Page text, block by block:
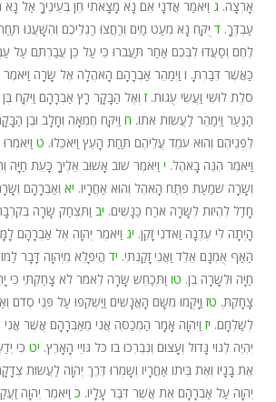
אָרְצָה. ג וַיֹּאמַר אֲדֹנָי אִם נָא מָצָאתִי חֵן בְּעֵינֶיךָ אַל
עַבְדֶּךָ. ד יֻקַּח נָא מְעַט מַיִם וְרַחֲצוּ רַגְלֵיכֶם וְהִשָּׁעֲנוּ
לֶחֶם וְסַעֲדוּ לִבְּכֶם אַחַר תַּעֲבֹרוּ כִּי עַל כֵּן עֲבַרְתֶּם עַל
כַּאֲשֶׁר דִּבַּרְתָּ. ו וַיְמַהֵר אַבְרָהָם הָאֹהֱלָה אֶל שָׂרָה
סֹלֶת לוּשִׁי וַעֲשִׂי עֻגוֹת. ז וְאֶל הַבָּקָר רָץ אַבְרָהָם וַיִּקַּח בֶּן
הַנַּעַר וַיְמַהֵר לַעֲשׂוֹת אֹתוֹ. ח וַיִּקַּח חֶמְאָה וְחָלָב וּבֶן
לִפְנֵיהֶם וְהוּא עֹמֵד עֲלֵיהֶם תַּחַת הָעֵץ וַיֹּאכֵלוּ. ט
וַיֹּאמֶר הִנֵּה בָאֹהֶל. י וַיֹּאמֶר שׁוֹב אָשׁוּב אֵלֶיךָ כָּעֵת
וְשָׂרָה שֹׁמַעַת פֶּתַח הָאֹהֶל וְהוּא אַחֲרָיו. יא וְאַבְרָהָם
חָדַל לִהְיוֹת לְשָׂרָה אֹרַח כַּנָּשִׁים. יב וַתִּצְחַק שָׂרָה
הָיְתָה לִּי עֶדְנָה וַאדֹנִי זָקֵן. יג וַיֹּאמֶר יְהוָה אֶל אַבְרָהָם
הַאַף אֻמְנָם אֵלֵד וַאֲנִי זָקַנְתִּי. יד הֲיִפָּלֵא מֵיְהוָה דָּבָר
חַיָּה וּלְשָׂרָה בֵן. טו וַתְּכַחֵשׁ שָׂרָה לֵאמֹר לֹא צָחַקְתִּי כִּי
צָחָקְתְּ. טז וַיָּקֻמוּ מִשָּׁם הָאֲנָשִׁים וַיַּשְׁקִפוּ עַל פְּנֵי סְדֹם
לְשַׁלְּחָם. יז וַיהֹוָה אָמָר הַמְכַסֶּה אֲנִי מֵאַבְרָהָם אֲשֶׁר
יִהְיֶה לְגוֹי גָּדוֹל וְעָצוּם וְנִבְרְכוּ בוֹ כֹּל גּוֹיֵי הָאָרֶץ. יט כִּי
אֶת בָּנָיו וְאֶת בֵּיתוֹ אַחֲרָיו וְשָׁמְרוּ דֶּרֶךְ יְהוָה לַעֲשׂוֹת
יְהוָה עַל אַבְרָהָם אֵת אֲשֶׁר דִּבֶּר עָלָיו. כ וַיֹּאמֶר יְהוָה